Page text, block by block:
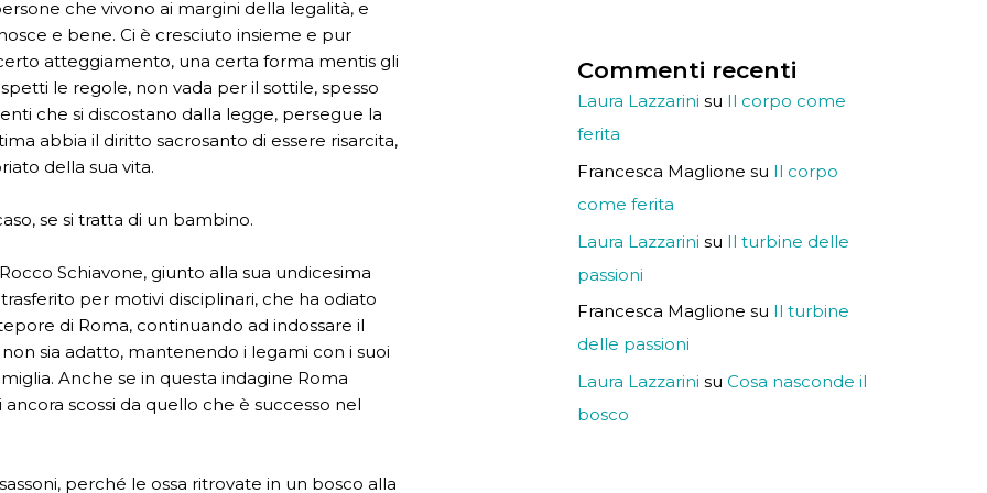
che vivono ai margini della legalità, e
e bene. Ci è cresciuto insieme e pur
atteggiamento, una certa forma mentis gli
le regole, non vada per il sottile, spesso
che si discostano dalla legge, persegue la
abbia il diritto sacrosanto di essere risarcita,
della sua vita.
se si tratta di un bambino.
Schiavone, giunto alla sua undicesima
per motivi disciplinari, che ha odiato
di Roma, continuando ad indossare il
sia adatto, mantenendo i legami con i suoi
Anche se in questa indagine Roma
scossi da quello che è successo nel
perché le ossa ritrovate in un bosco alla
Commenti recenti
Laura Lazzarini su Il corpo come
ferita
Francesca Maglione su Il corpo
come ferita
Laura Lazzarini su Il turbine delle
passioni
Francesca Maglione su Il turbine
delle passioni
Laura Lazzarini su Cosa nasconde il
bosco